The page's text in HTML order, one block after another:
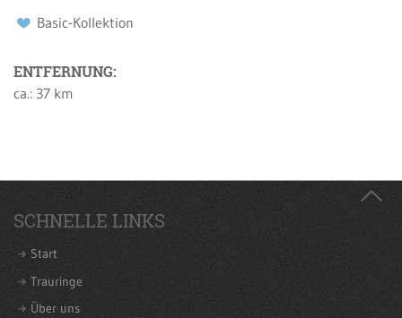
Basic-Kollektion
ENTFERNUNG:
ca.: 37 km
SCHNELLE LINKS
Start
Trauringe
Über uns